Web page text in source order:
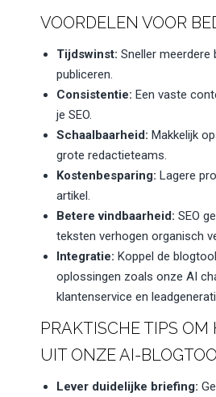
VOORDELEN VOOR
Tijdswinst: Sneller meerdere
publiceren.
Consistentie: Een vaste
je SEO.
Schaalbaarheid: Makkelijk
grote redactieteams.
Kostenbesparing: Lagere
artikel.
Betere vindbaarheid: SEO
teksten verhogen organisch
Integratie: Koppel de
oplossingen zoals onze AI
klantenservice en
PRAKTISCHE TIPS OM
UIT ONZE AI-
Lever duidelijke briefing: